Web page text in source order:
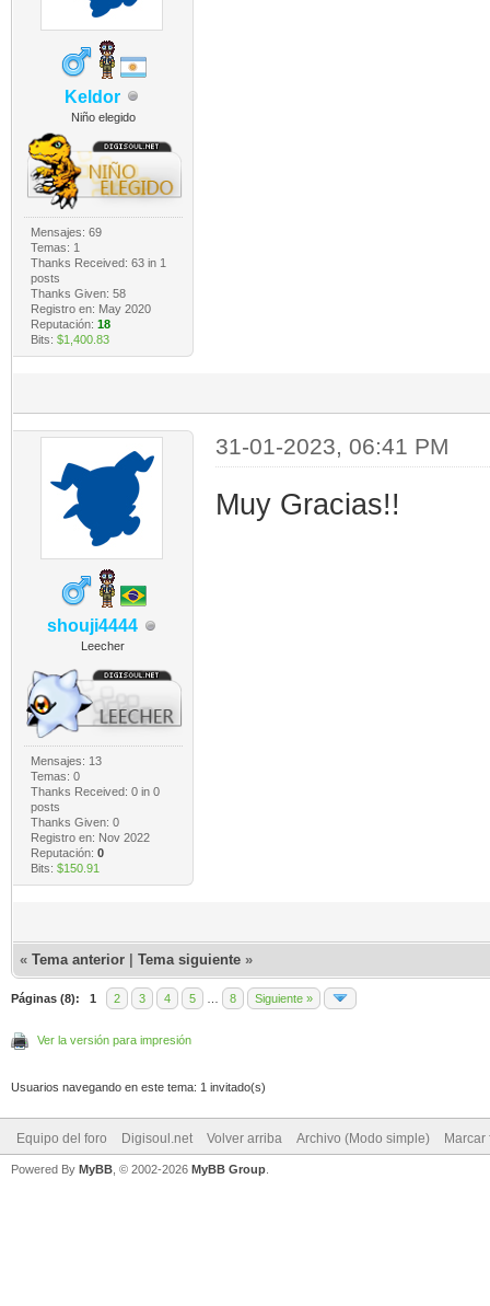
Keldor
Niño elegido
Mensajes: 69
Temas: 1
Thanks Received: 63in 1
posts
Thanks Given: 58
Registro en: May 2020
Reputación: 18
Bits: $1,400.83
shouji4444
Leecher
Mensajes: 13
Temas: 0
Thanks Received: 0in 0
posts
Thanks Given: 0
Registro en: Nov 2022
Reputación: 0
Bits: $150.91
31-01-2023, 06:41 PM
Muy Gracias!!
« Tema anterior Tema siguiente »
Páginas (8): 1 2 3 4 5 8 Siguiente »
Ver la versión para impresión
Usuarios navegando en este tema: 1 invitado(s)
Equipo del foro Digisoul.net Volver arriba Archivo (Modo simple) Marcar
Powered By MyBB , © 2002-2026 MyBB Group